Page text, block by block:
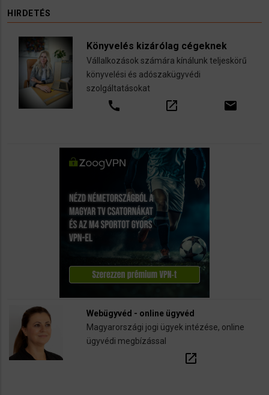
HIRDETÉS
Könyvelés kizárólag cégeknek
Vállalkozások számára kínálunk teljeskörű
könyvelési és adószakügyvédi
szolgáltatásokat
call open_in_new email
Webügyvéd - online ügyvéd
Magyarországi jogi ügyek intézése, online
ügyvédi megbízással
open_in_new